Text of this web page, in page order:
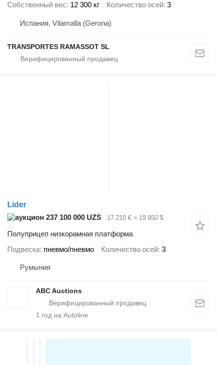
Собственный вес 12 300 кг Количество осей 3
Испания, Vilamalla (Gerona)
TRANSPORTES RAMASSOT SL
Lider
237 100 000 UZS
17 210 € ≈ 19 850 $
Полуприцеп низкорамная платформа
Подвеска пневмо/пневмо Количество осей 3
Румыния
ABC Auctions
1 год на Autoline